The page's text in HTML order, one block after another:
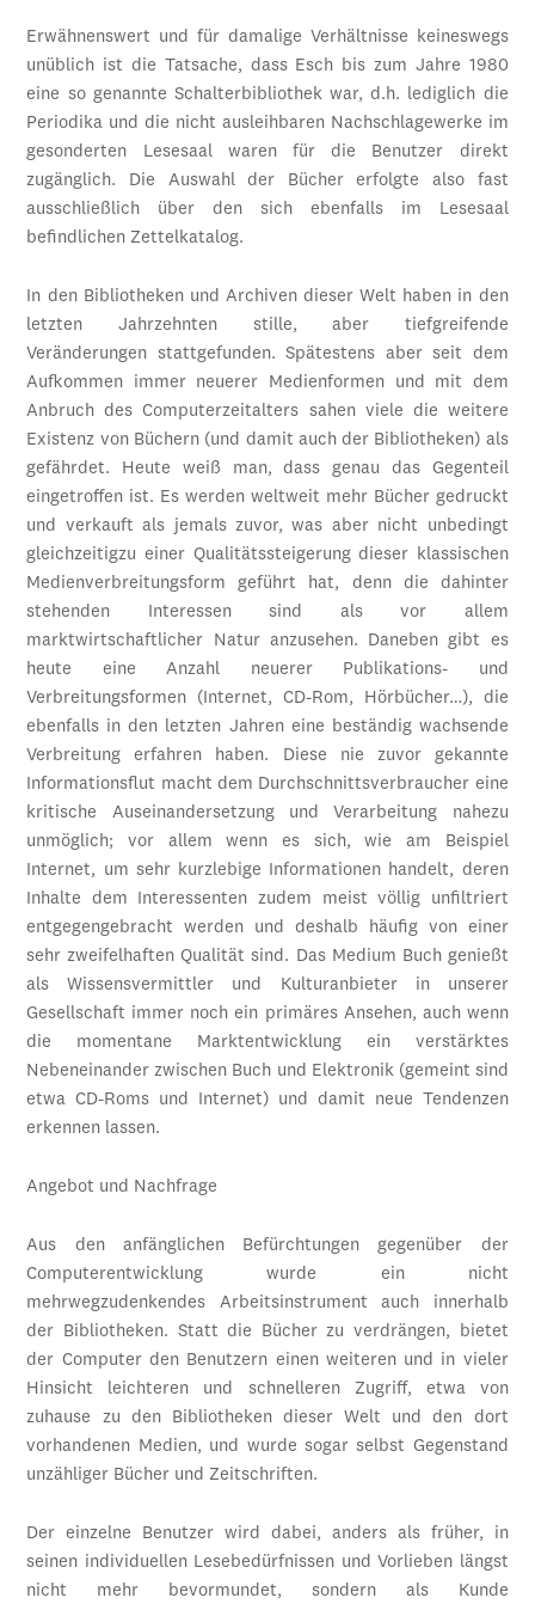
Erwähnenswert und für damalige Verhältnisse keineswegs
unüblich ist die Tatsache, dass Esch bis zum Jahre 1980
eine so genannte Schalterbibliothek war, d.h. lediglich die
Periodika und die nicht ausleihbaren Nachschlagewerke im
gesonderten Lesesaal waren für die Benutzer direkt
zugänglich. Die Auswahl der Bücher erfolgte also fast
ausschließlich über den sich ebenfalls im Lesesaal
befindlichen Zettelkatalog.
In den Bibliotheken und Archiven dieser Welt haben in den
letzten Jahrzehnten stille, aber tiefgreifende
Veränderungen stattgefunden. Spätestens aber seit dem
Aufkommen immer neuerer Medienformen und mit dem
Anbruch des Computerzeitalters sahen viele die weitere
Existenz von Büchern (und damit auch der Bibliotheken) als
gefährdet. Heute weiß man, dass genau das Gegenteil
eingetroffen ist. Es werden weltweit mehr Bücher gedruckt
und verkauft als jemals zuvor, was aber nicht unbedingt
gleichzeitigzu einer Qualitätssteigerung dieser klassischen
Medienverbreitungsform geführt hat, denn die dahinter
stehenden Interessen sind als vor allem
marktwirtschaftlicher Natur anzusehen. Daneben gibt es
heute eine Anzahl neuerer Publikations- und
Verbreitungsformen (Internet, CD-Rom, Hörbücher…), die
ebenfalls in den letzten Jahren eine beständig wachsende
Verbreitung erfahren haben. Diese nie zuvor gekannte
Informationsflut macht dem Durchschnittsverbraucher eine
kritische Auseinandersetzung und Verarbeitung nahezu
unmöglich; vor allem wenn es sich, wie am Beispiel
Internet, um sehr kurzlebige Informationen handelt, deren
Inhalte dem Interessenten zudem meist völlig unfiltriert
entgegengebracht werden und deshalb häufig von einer
sehr zweifelhaften Qualität sind. Das Medium Buch genießt
als Wissensvermittler und Kulturanbieter in unserer
Gesellschaft immer noch ein primäres Ansehen, auch wenn
die momentane Marktentwicklung ein verstärktes
Nebeneinander zwischen Buch und Elektronik (gemeint sind
etwa CD-Roms und Internet) und damit neue Tendenzen
erkennen lassen.
Angebot und Nachfrage
Aus den anfänglichen Befürchtungen gegenüber der
Computerentwicklung wurde ein nicht
mehrwegzudenkendes Arbeitsinstrument auch innerhalb
der Bibliotheken. Statt die Bücher zu verdrängen, bietet
der Computer den Benutzern einen weiteren und in vieler
Hinsicht leichteren und schnelleren Zugriff, etwa von
zuhause zu den Bibliotheken dieser Welt und den dort
vorhandenen Medien, und wurde sogar selbst Gegenstand
unzähliger Bücher und Zeitschriften.
Der einzelne Benutzer wird dabei, anders als früher, in
seinen individuellen Lesebedürfnissen und Vorlieben längst
nicht mehr bevormundet, sondern als Kunde